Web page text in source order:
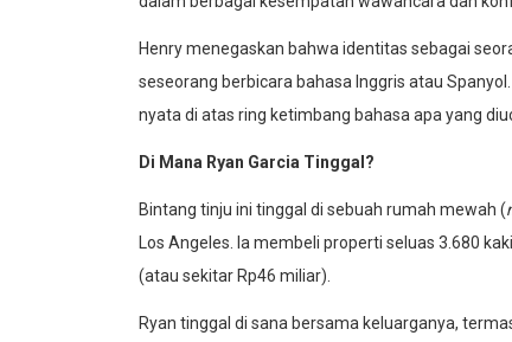
Henry menegaskan bahwa identitas sebagai
seseorang berbicara bahasa Inggris atau
nyata di atas ring ketimbang bahasa apa yang
Di Mana Ryan Garcia Tinggal?
Bintang tinju ini tinggal di sebuah rumah mewah (
Los Angeles. Ia membeli properti seluas 3.680
(atau sekitar Rp46 miliar).
Ryan tinggal di sana bersama keluarganya,